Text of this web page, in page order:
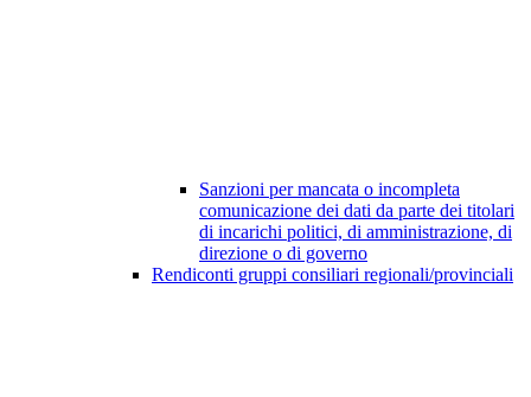
Sanzioni per mancata o incompleta
comunicazione dei dati da parte dei titolari
di incarichi politici, di amministrazione, di
direzione o di governo
Rendiconti gruppi consiliari regionali/provinciali